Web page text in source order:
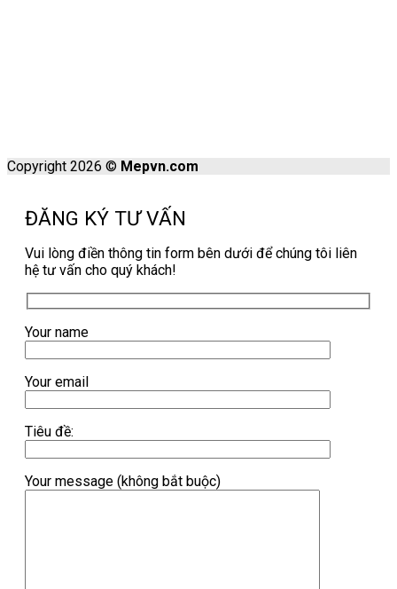
Copyright 2026 © Mepvn.com
ĐĂNG KÝ TƯ VẤN
Vui lòng điền thông tin form bên dưới để chúng tôi liên
hệ tư vấn cho quý khách!
Your name
Your email
Tiêu đề:
Your message (không bắt buộc)